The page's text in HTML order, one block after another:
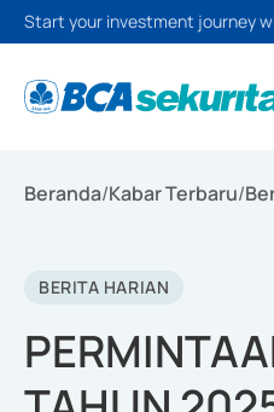
Start your investment journey
Beranda/Kabar Terbaru/
BERITA HARIAN